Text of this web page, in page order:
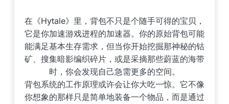
在《Hytale》里，背包不只是个随手可得的宝贝，
它是你加速游戏进程的加速器。你的原始背包可能
能满足基本生存需求，但当你开始挖掘那神秘的钴
矿、搜集暗影编织碎片，或是采摘那些蔚蓝的海带
时，你会发现自己急需更多的空间。
背包系统的工作原理或许会让你大吃一惊。它不像
你想象的那样只是简单地装备一个物品，而是通过